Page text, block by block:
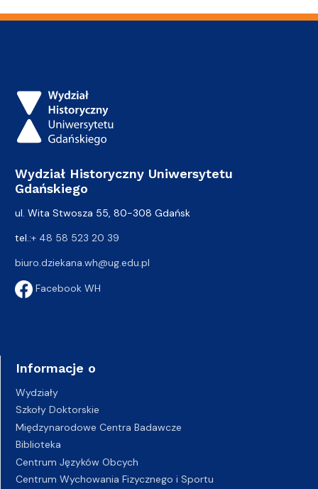
Wydział Historyczny Uniwersytetu
Gdańskiego
ul. Wita Stwosza 55, 80-308 Gdańsk
tel.:+ 48 58 523 20 39
biuro.dziekana.wh@ug.edu.pl
Facebook WH
Informacje o
Wydziały
Szkoły Doktorskie
Międzynarodowe Centra Badawcze
Biblioteka
Centrum Języków Obcych
Centrum Wychowania Fizycznego i Sportu